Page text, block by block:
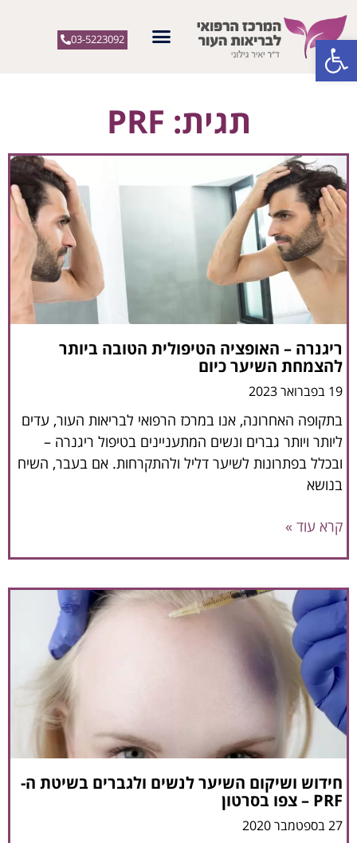
פתח סרגל נגישות 03-5223092
תגית: PRF
ריגנרה – האופציה הטיפולית הטובה ביותר
להצמחת השיער כיום
19 בפברואר 2023
בתקופה האחרונה, אנו במרכז הרפואי לבריאות העור, עדים
ליותר ויותר גברים ונשים המתעניינים בטיפול ריגנרה –
ובכלל בפתרונות לשיער דליל ולהתקרחות. אם בעבר, השיח
בנושא
קרא עוד »
חידוש ושיקום השיער לנשים ולגברים בשיטת ה-
PRF – צפו בסרטון
27 בספטמבר 2020